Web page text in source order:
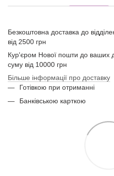
Безкоштовна доставка до
від 2500 грн
Кур'єром Нової пошти до ваших
суму від 10000 грн
Більше інформації про доставку
Готівкою при отриманні
Банківською карткою